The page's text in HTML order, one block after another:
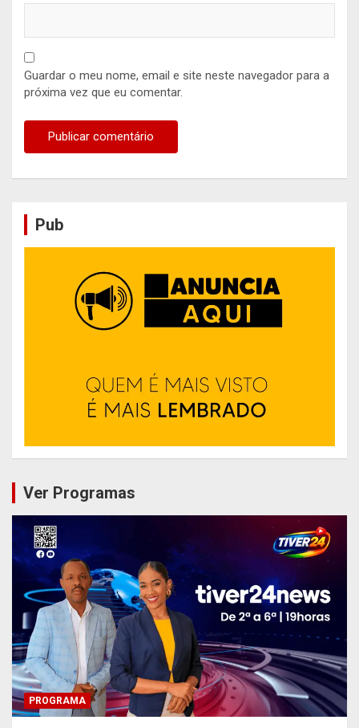
Guardar o meu nome, email e site neste navegador para a
próxima vez que eu comentar.
Pub
Ver Programas
PROGRAMA